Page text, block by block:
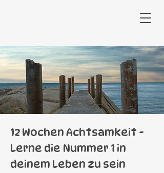
12 Wochen Achtsamkeit -
Lerne die Nummer 1 in
deinem Leben zu sein